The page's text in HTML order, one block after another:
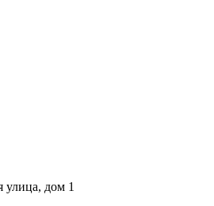
улица, дом 1